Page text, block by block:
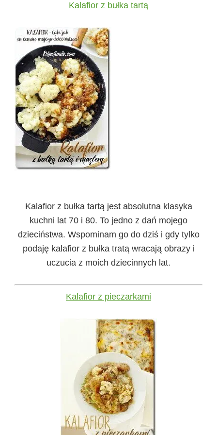
Kalafior z bułka tartą
Kalafior z bułka tartą jest absolutna klasyka
kuchni lat 70 i 80. To jedno z dań mojego
dzieciństwa. Wspominam go do dziś i gdy tylko
podaję kalafior z bułka tratą wracają obrazy i
uczucia z moich dziecinnych lat.
Kalafior z pieczarkami